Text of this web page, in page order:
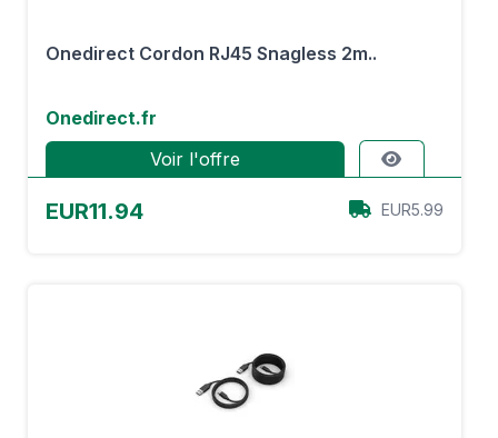
Onedirect Cordon RJ45 Snagless 2m..
Onedirect.fr
Voir l'offre
EUR11.94 EUR5.99